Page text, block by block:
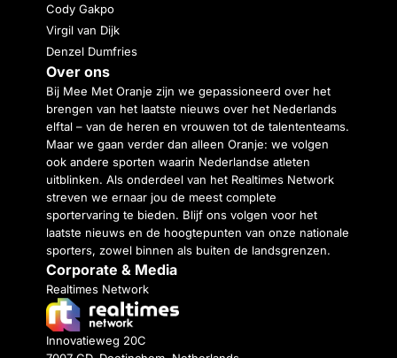
Cody Gakpo
Virgil van Dijk
Denzel Dumfries
Over ons
Bij Mee Met Oranje zijn we gepassioneerd over het
brengen van het laatste nieuws over het Nederlands
elftal – van de heren en vrouwen tot de talententeams.
Maar we gaan verder dan alleen Oranje: we volgen
ook andere sporten waarin Nederlandse atleten
uitblinken. Als onderdeel van het Realtimes Network
streven we ernaar jou de meest complete
sportervaring te bieden. Blijf ons volgen voor het
laatste nieuws en de hoogtepunten van onze nationale
sporters, zowel binnen als buiten de landsgrenzen.
Corporate & Media
Realtimes Network
Innovatieweg 20C